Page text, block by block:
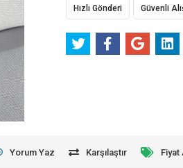
Hızlı Gönderi Güvenli
Yorum Yaz Karşılaştır Fiyat